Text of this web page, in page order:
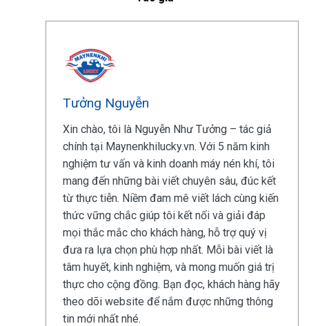
Tưởng Nguyễn
Xin chào, tôi là Nguyễn Như Tưởng – tác giả
chính tại Maynenkhilucky.vn. Với 5 năm kinh
nghiệm tư vấn và kinh doanh máy nén khí, tôi
mang đến những bài viết chuyên sâu, đúc kết
từ thực tiễn. Niềm đam mê viết lách cùng kiến
thức vững chắc giúp tôi kết nối và giải đáp
mọi thắc mắc cho khách hàng, hỗ trợ quý vị
đưa ra lựa chọn phù hợp nhất. Mỗi bài viết là
tâm huyết, kinh nghiệm, và mong muốn giá trị
thực cho cộng đồng. Bạn đọc, khách hàng hãy
theo dõi website để nắm được những thông
tin mới nhất nhé.